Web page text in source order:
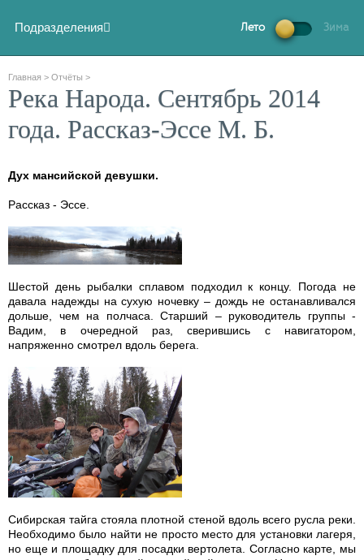
Подразделения Лето Зима
Главная > Отчёты >
Река Народа. Сентябрь 2014
года. Рассказ-Эссе М. Б.
Дух мансийской девушки.
Рассказ - Эссе.
Шестой день рыбалки сплавом подходил к концу. Погода не
давала надежды на сухую ночевку – дождь не останавливался
дольше, чем на полчаса. Старший – руководитель группы -
Вадим, в очередной раз, сверившись с навигатором,
напряженно смотрел вдоль берега.
Сибирская тайга стояла плотной стеной вдоль всего русла реки.
Необходимо было найти не просто место для установки лагеря,
но еще и площадку для посадки вертолета. Согласно карте, мы